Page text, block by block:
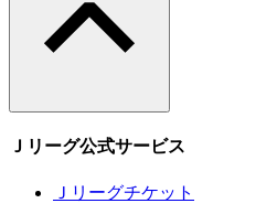
Ｊリーグ公式サービス
Ｊリーグチケット